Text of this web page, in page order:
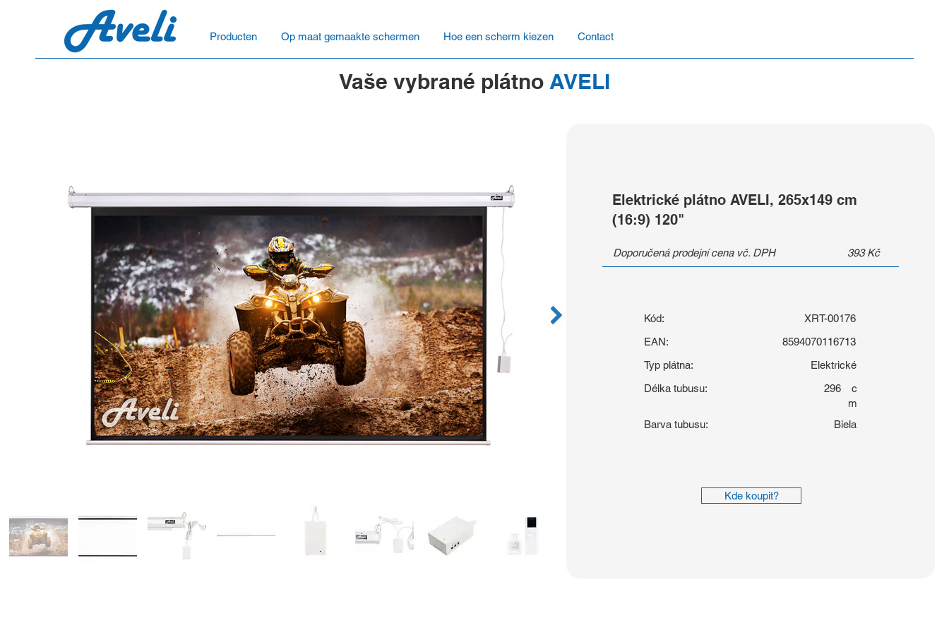
Producten Op maat gemaakte schermen Hoe een scherm kiezen Contact
Vaše vybrané plátno AVELI
Elektrické plátno AVELI, 265x149 cm
(16:9) 120"
Doporučená prodejní cena vč. DPH 393 Kč
Kód:
XRT-00176
EAN:
8594070116713
Typ plátna:
Elektrické
Délka tubusu:
296
c
m
Barva tubusu:
Biela
Kde koupit?